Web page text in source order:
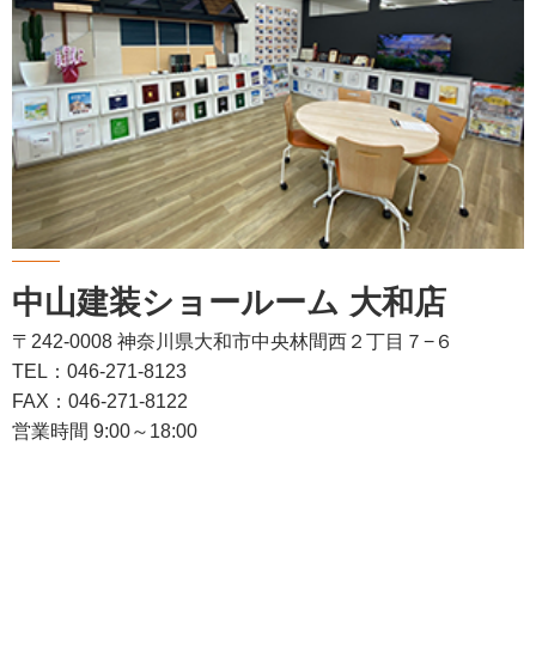
中山建装ショールーム 大和店
〒242-0008 神奈川県大和市中央林間西２丁目７−６
TEL：046-271-8123
FAX：046-271-8122
営業時間 9:00～18:00